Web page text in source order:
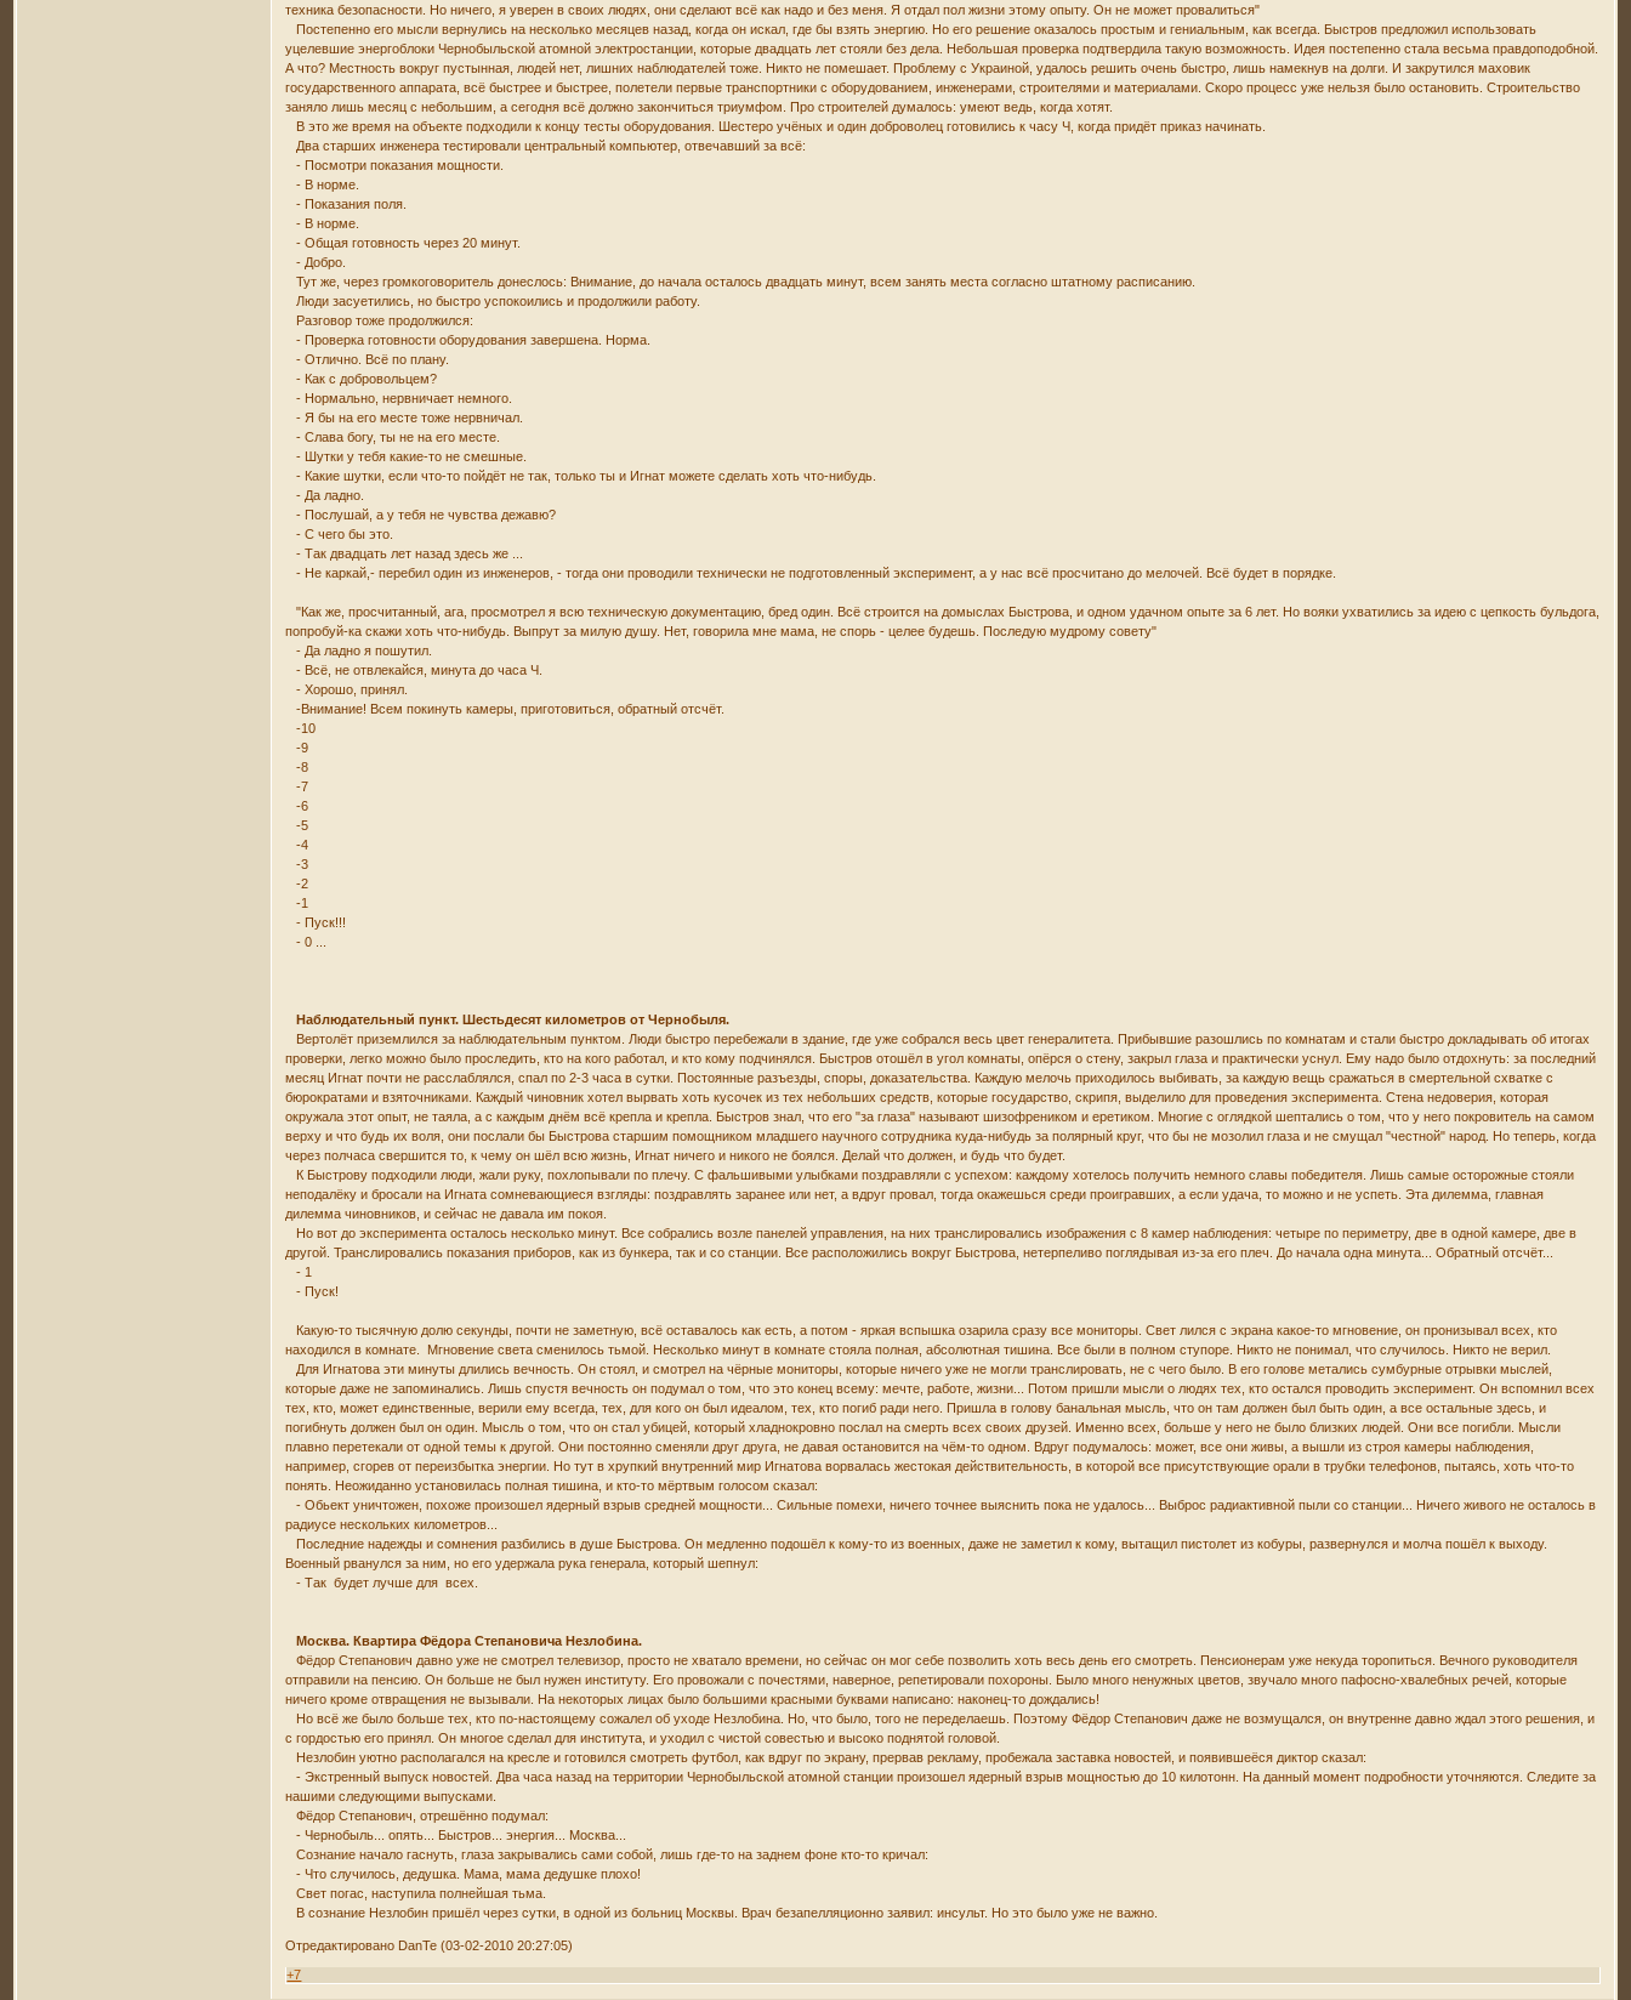
техника безопасности. Но ничего, я уверен в своих людях, они сделают всё как надо и без меня. Я отдал пол жизни этому опыту. Он не может провалиться"
Постепенно его мысли вернулись на несколько месяцев назад, когда он искал, где бы взять энергию. Но его решение оказалось простым и гениальным, как всегда. Быстров предложил использовать
уцелевшие энергоблоки Чернобыльской атомной электростанции, которые двадцать лет стояли без дела. Небольшая проверка подтвердила такую возможность. Идея постепенно стала весьма правдоподобной.
А что? Местность вокруг пустынная, людей нет, лишних наблюдателей тоже. Никто не помешает. Проблему с Украиной, удалось решить очень быстро, лишь намекнув на долги. И закрутился маховик
государственного аппарата, всё быстрее и быстрее, полетели первые транспортники с оборудованием, инженерами, строителями и материалами. Скоро процесс уже нельзя было остановить. Строительство
заняло лишь месяц с небольшим, а сегодня всё должно закончиться триумфом. Про строителей думалось: умеют ведь, когда хотят.
В это же время на объекте подходили к концу тесты оборудования. Шестеро учёных и один доброволец готовились к часу Ч, когда придёт приказ начинать.
Два старших инженера тестировали центральный компьютер, отвечавший за всё:
- Посмотри показания мощности.
- В норме.
- Показания поля.
- В норме.
- Общая готовность через 20 минут.
- Добро.
Тут же, через громкоговоритель донеслось: Внимание, до начала осталось двадцать минут, всем занять места согласно штатному расписанию.
Люди засуетились, но быстро успокоились и продолжили работу.
Разговор тоже продолжился:
- Проверка готовности оборудования завершена. Норма.
- Отлично. Всё по плану.
- Как с добровольцем?
- Нормально, нервничает немного.
- Я бы на его месте тоже нервничал.
- Слава богу, ты не на его месте.
- Шутки у тебя какие-то не смешные.
- Какие шутки, если что-то пойдёт не так, только ты и Игнат можете сделать хоть что-нибудь.
- Да ладно.
- Послушай, а у тебя не чувства дежавю?
- С чего бы это.
- Так двадцать лет назад здесь же ...
- Не каркай,- перебил один из инженеров, - тогда они проводили технически не подготовленный эксперимент, а у нас всё просчитано до мелочей. Всё будет в порядке.
"Как же, просчитанный, ага, просмотрел я всю техническую документацию, бред один. Всё строится на домыслах Быстрова, и одном удачном опыте за 6 лет. Но вояки ухватились за идею с цепкость бульдога,
попробуй-ка скажи хоть что-нибудь. Выпрут за милую душу. Нет, говорила мне мама, не спорь - целее будешь. Последую мудрому совету"
- Да ладно я пошутил.
- Всё, не отвлекайся, минута до часа Ч.
- Хорошо, принял.
-Внимание! Всем покинуть камеры, приготовиться, обратный отсчёт.
-10
-9
-8
-7
-6
-5
-4
-3
-2
-1
- Пуск!!!
- 0 ...
Наблюдательный пункт. Шестьдесят километров от Чернобыля.
Вертолёт приземлился за наблюдательным пунктом. Люди быстро перебежали в здание, где уже собрался весь цвет генералитета. Прибывшие разошлись по комнатам и стали быстро докладывать об итогах
проверки, легко можно было проследить, кто на кого работал, и кто кому подчинялся. Быстров отошёл в угол комнаты, опёрся о стену, закрыл глаза и практически уснул. Ему надо было отдохнуть: за последний
месяц Игнат почти не расслаблялся, спал по 2-3 часа в сутки. Постоянные разъезды, споры, доказательства. Каждую мелочь приходилось выбивать, за каждую вещь сражаться в смертельной схватке с
бюрократами и взяточниками. Каждый чиновник хотел вырвать хоть кусочек из тех небольших средств, которые государство, скрипя, выделило для проведения эксперимента. Стена недоверия, которая
окружала этот опыт, не таяла, а с каждым днём всё крепла и крепла. Быстров знал, что его "за глаза" называют шизофреником и еретиком. Многие с оглядкой шептались о том, что у него покровитель на самом
верху и что будь их воля, они послали бы Быстрова старшим помощником младшего научного сотрудника куда-нибудь за полярный круг, что бы не мозолил глаза и не смущал "честной" народ. Но теперь, когда
через полчаса свершится то, к чему он шёл всю жизнь, Игнат ничего и никого не боялся. Делай что должен, и будь что будет.
К Быстрову подходили люди, жали руку, похлопывали по плечу. С фальшивыми улыбками поздравляли с успехом: каждому хотелось получить немного славы победителя. Лишь самые осторожные стояли
неподалёку и бросали на Игната сомневающиеся взгляды: поздравлять заранее или нет, а вдруг провал, тогда окажешься среди проигравших, а если удача, то можно и не успеть. Эта дилемма, главная
дилемма чиновников, и сейчас не давала им покоя.
Но вот до эксперимента осталось несколько минут. Все собрались возле панелей управления, на них транслировались изображения с 8 камер наблюдения: четыре по периметру, две в одной камере, две в
другой. Транслировались показания приборов, как из бункера, так и со станции. Все расположились вокруг Быстрова, нетерпеливо поглядывая из-за его плеч. До начала одна минута... Обратный отсчёт...
- 1
- Пуск!
Какую-то тысячную долю секунды, почти не заметную, всё оставалось как есть, а потом - яркая вспышка озарила сразу все мониторы. Свет лился с экрана какое-то мгновение, он пронизывал всех, кто
находился в комнате. Мгновение света сменилось тьмой. Несколько минут в комнате стояла полная, абсолютная тишина. Все были в полном ступоре. Никто не понимал, что случилось. Никто не верил.
Для Игнатова эти минуты длились вечность. Он стоял, и смотрел на чёрные мониторы, которые ничего уже не могли транслировать, не с чего было. В его голове метались сумбурные отрывки мыслей,
которые даже не запоминались. Лишь спустя вечность он подумал о том, что это конец всему: мечте, работе, жизни... Потом пришли мысли о людях тех, кто остался проводить эксперимент. Он вспомнил всех
тех, кто, может единственные, верили ему всегда, тех, для кого он был идеалом, тех, кто погиб ради него. Пришла в голову банальная мысль, что он там должен был быть один, а все остальные здесь, и
погибнуть должен был он один. Мысль о том, что он стал убицей, который хладнокровно послал на смерть всех своих друзей. Именно всех, больше у него не было близких людей. Они все погибли. Мысли
плавно перетекали от одной темы к другой. Они постоянно сменяли друг друга, не давая остановится на чём-то одном. Вдруг подумалось: может, все они живы, а вышли из строя камеры наблюдения,
например, сгорев от переизбытка энергии. Но тут в хрупкий внутренний мир Игнатова ворвалась жестокая действительность, в которой все присутствующие орали в трубки телефонов, пытаясь, хоть что-то
понять. Неожиданно установилась полная тишина, и кто-то мёртвым голосом сказал:
- Обьект уничтожен, похоже произошел ядерный взрыв средней мощности... Сильные помехи, ничего точнее выяснить пока не удалось... Выброс радиактивной пыли со станции... Ничего живого не осталось в
радиусе нескольких километров...
Последние надежды и сомнения разбились в душе Быстрова. Он медленно подошёл к кому-то из военных, даже не заметил к кому, вытащил пистолет из кобуры, развернулся и молча пошёл к выходу.
Военный рванулся за ним, но его удержала рука генерала, который шепнул:
- Так будет лучше для всех.
Москва. Квартира Фёдора Степановича Незлобина.
Фёдор Степанович давно уже не смотрел телевизор, просто не хватало времени, но сейчас он мог себе позволить хоть весь день его смотреть. Пенсионерам уже некуда торопиться. Вечного руководителя
отправили на пенсию. Он больше не был нужен институту. Его провожали с почестями, наверное, репетировали похороны. Было много ненужных цветов, звучало много пафосно-хвалебных речей, которые
ничего кроме отвращения не вызывали. На некоторых лицах было большими красными буквами написано: наконец-то дождались!
Но всё же было больше тех, кто по-настоящему сожалел об уходе Незлобина. Но, что было, того не переделаешь. Поэтому Фёдор Степанович даже не возмущался, он внутренне давно ждал этого решения, и
с гордостью его принял. Он многое сделал для института, и уходил с чистой совестью и высоко поднятой головой.
Незлобин уютно располагался на кресле и готовился смотреть футбол, как вдруг по экрану, прервав рекламу, пробежала заставка новостей, и появившеёся диктор сказал:
- Экстренный выпуск новостей. Два часа назад на территории Чернобыльской атомной станции произошел ядерный взрыв мощностью до 10 килотонн. На данный момент подробности уточняются. Следите за
нашими следующими выпусками.
Фёдор Степанович, отрешённо подумал:
- Чернобыль... опять... Быстров... энергия... Москва...
Сознание начало гаснуть, глаза закрывались сами собой, лишь где-то на заднем фоне кто-то кричал:
- Что случилось, дедушка. Мама, мама дедушке плохо!
Свет погас, наступила полнейшая тьма.
В сознание Незлобин пришёл через сутки, в одной из больниц Москвы. Врач безапелляционно заявил: инсульт. Но это было уже не важно.
Отредактировано DanTe (03-02-2010 20:27:05)
+7